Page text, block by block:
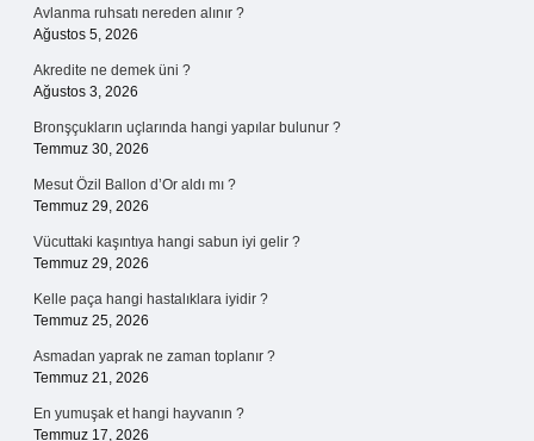
Avlanma ruhsatı nereden alınır ?
Ağustos 5, 2026
Akredite ne demek üni ?
Ağustos 3, 2026
Bronşçukların uçlarında hangi yapılar bulunur ?
Temmuz 30, 2026
Mesut Özil Ballon d’Or aldı mı ?
Temmuz 29, 2026
Vücuttaki kaşıntıya hangi sabun iyi gelir ?
Temmuz 29, 2026
Kelle paça hangi hastalıklara iyidir ?
Temmuz 25, 2026
Asmadan yaprak ne zaman toplanır ?
Temmuz 21, 2026
En yumuşak et hangi hayvanın ?
Temmuz 17, 2026